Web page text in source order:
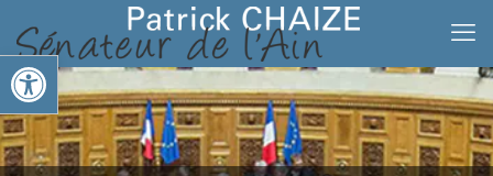
Ouvrir la barre d’outils